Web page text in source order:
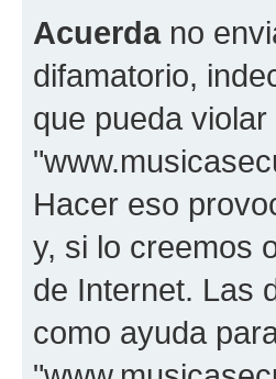
Acuerdano
difamatorio,
que pueda
Hacer eso
y, si lo creemos
de Internet. Las
como ayuda